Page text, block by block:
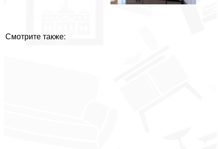
Смотрите также: